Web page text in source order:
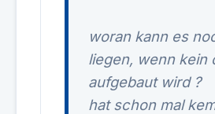
woran kann es
liegen, wenn kein
aufgebaut wird ?
hat schon mal